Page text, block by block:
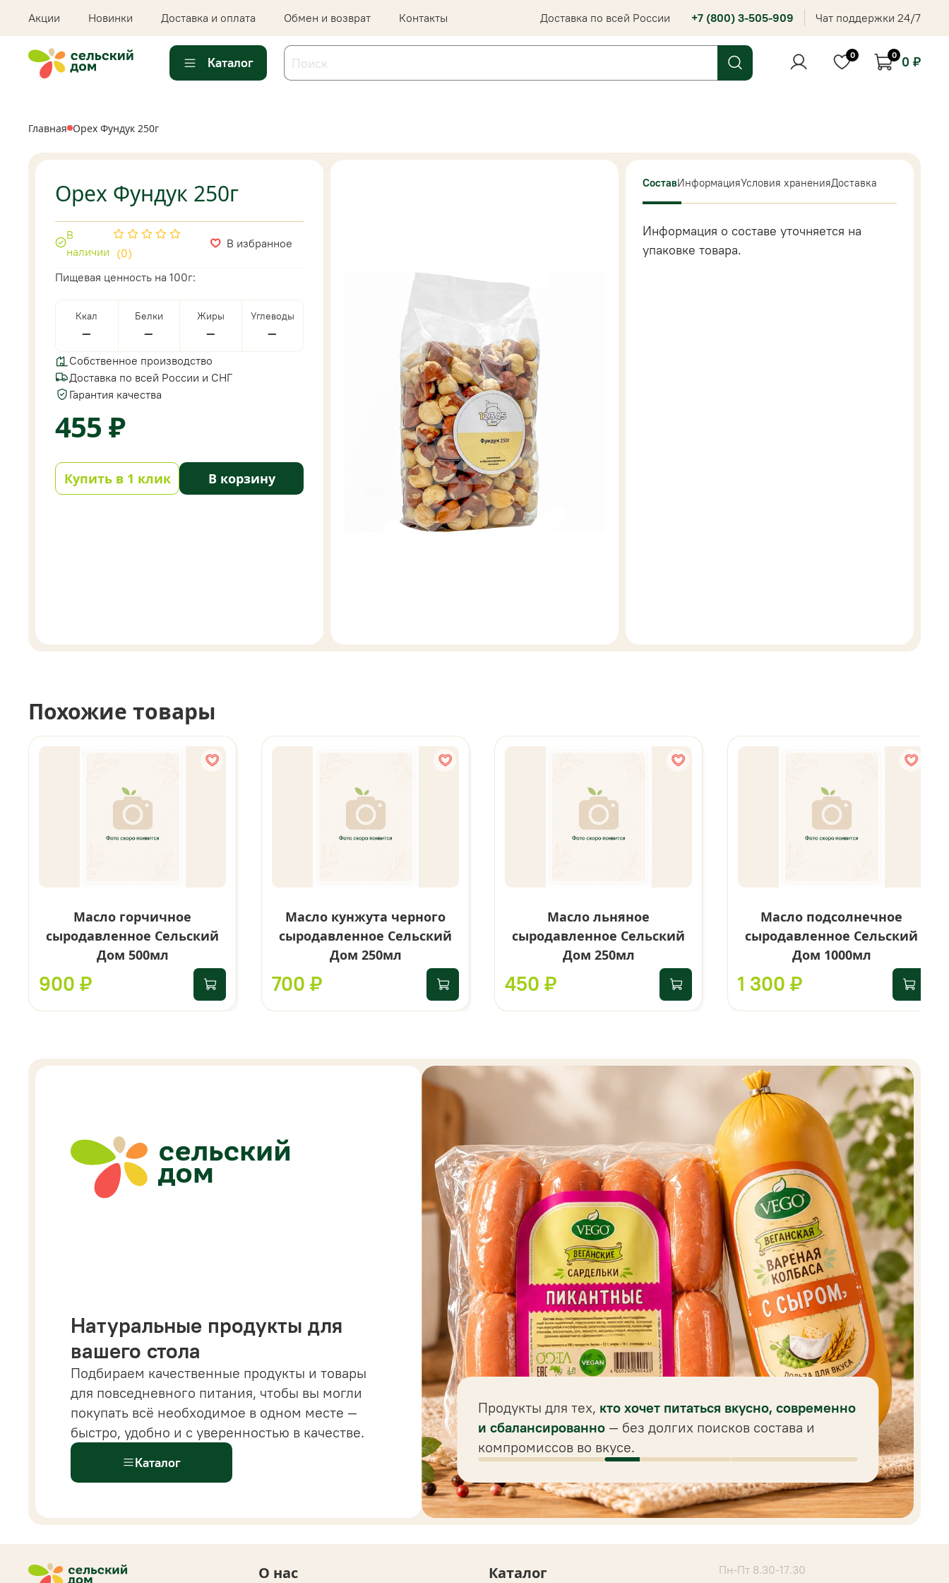
Акции Новинки Доставка и оплата Обмен и возврат Контакты Доставка по всей России +7 (800) 3-505-909 Чат поддержки 24/7
Каталог 0 0 0 ₽
Главная Орех Фундук 250г
Орех Фундук 250г
(0)
В избранное
В
наличии
Пищевая ценность на 100г:
Ккал
—
Белки
—
Жиры
—
Углеводы
—
Собственное производство
Доставка по всей России и СНГ
Гарантия качества
455 ₽
В корзину
Купить в 1 клик
СоставИнформацияУсловия храненияДоставка
Информация о составе уточняется на
упаковке товара.
Похожие товары
Масло горчичное
сыродавленное Сельский
Дом 500мл
900 ₽
Масло кунжута черного
сыродавленное Сельский
Дом 250мл
700 ₽
Масло льняное
сыродавленное Сельский
Дом 250мл
450 ₽
Масло подсолнечное
сыродавленное Сельский
Дом 1000мл
1 300 ₽
Натуральные продукты для
вашего стола
Подбираем качественные продукты и товары
для повседневного питания, чтобы вы могли
покупать всё необходимое в одном месте —
быстро, удобно и с уверенностью в качестве.
Каталог
вы найдете все от напитков и бакалеи до
сыров, десертов и готовых решений для
питания.Всёдля здорового и современного
доступнов одном каталоге.
Продукты для тех, кто хочет питаться вкусно, современно
и сбалансированно — без долгих поисков состава и
компромиссов во вкусе.
О нас Каталог Пн-Пт 8.30-17.30